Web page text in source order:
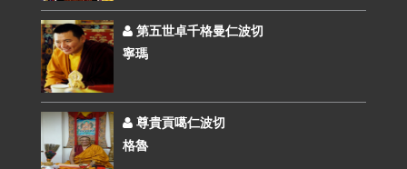
第五世卓千格曼仁波切
寧瑪
尊貴貢噶仁波切
格魯